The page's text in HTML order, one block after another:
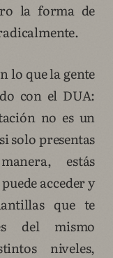
la forma de
lo que la gente
con el DUA:
no es un
solo presentas
estás
acceder y
que te
del mismo
niveles,